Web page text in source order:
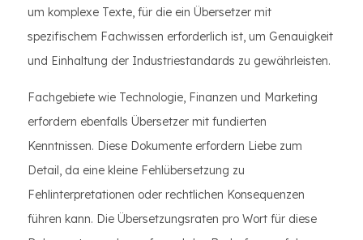
um komplexe Texte, für die ein Übersetzer mit
spezifischem Fachwissen erforderlich ist, um Genauigkeit
und Einhaltung der Industriestandards zu gewährleisten.
Fachgebiete wie Technologie, Finanzen und Marketing
erfordern ebenfalls Übersetzer mit fundierten
Kenntnissen. Diese Dokumente erfordern Liebe zum
Detail, da eine kleine Fehlübersetzung zu
Fehlinterpretationen oder rechtlichen Konsequenzen
führen kann. Die Übersetzungsraten pro Wort für diese